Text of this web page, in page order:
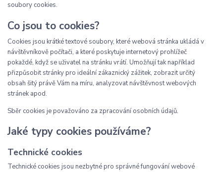
soubory cookies.
Co jsou to cookies?
Cookies jsou krátké textové soubory, které webová stránka ukládá v
návštěvníkově počítači, a které poskytuje internetový prohlížeč
pokaždé, když se uživatel na stránku vrátí. Umožňují tak například
přizpůsobit stránky pro ideální zákaznický zážitek, zobrazit určitý
obsah šitý právě Vám na míru, analyzovat návštěvnost webových
stránek apod.
Sběr cookies je považováno za zpracování osobních údajů.
Jaké typy cookies používáme?
Technické cookies
Technické cookies jsou nezbytné pro správné fungování webové